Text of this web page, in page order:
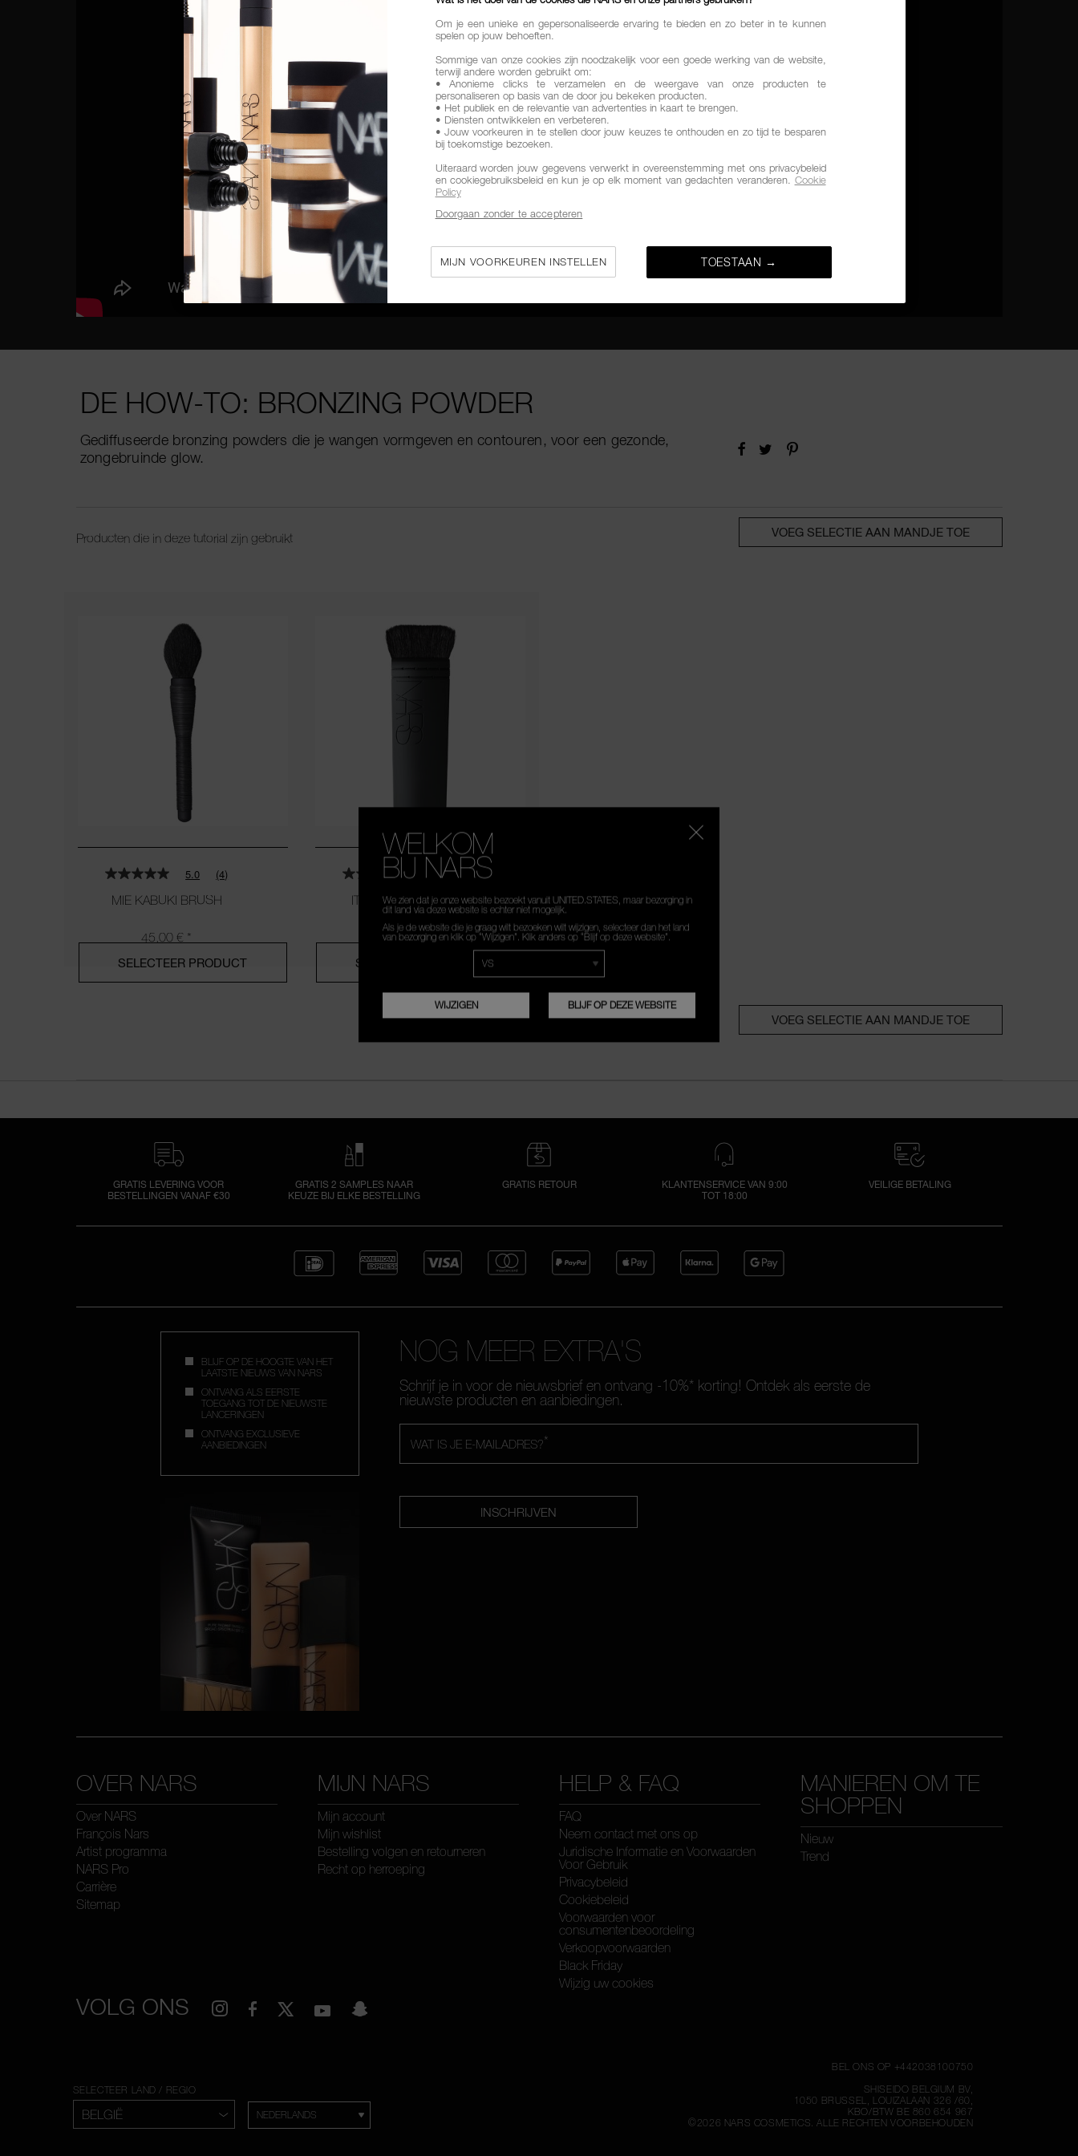
DE HOW-TO: BRONZING POWDER
FACEBOOK
TWITTER
Gediffuseerde bronzing powders die je wangen vormgeven en contouren, voor een gezonde,
zongebruinde glow.
Producten die in deze tutorial zijn gebruikt VOEG SELECTIE AAN MANDJE TOE
5.0 (4)
MIE KABUKI BRUSH
45,00 € *
SELECTEER PRODUCT
5.0 (1)
ITA KABUKI BRUSH
45,00 €*
SELECTEER PRODUCT
8 producten VOEG SELECTIE AAN MANDJE TOE
GRATIS LEVERING VOOR
BESTELLINGEN VANAF €30
GRATIS 2 SAMPLES NAAR
KEUZE BIJ ELKE BESTELLING
GRATIS RETOUR
KLANTENSERVICE VAN 9:00
TOT 18:00
VEILIGE BETALING
BLIJF OP DE HOOGTE VAN HET
LAATSTE NIEUWS VAN NARS
ONTVANG ALS EERSTE
TOEGANG TOT DE NIEUWSTE
LANCERINGEN
ONTVANG EXCLUSIEVE
AANBIEDINGEN
NOG MEER EXTRA'S
Schrijf je in voor de nieuwsbrief en ontvang -10%* korting! Ontdek als eerste de
nieuwste producten en aanbiedingen.
*
WAT IS JE E-MAILADRES?
INSCHRIJVEN
OVER NARS
Over NARS
François Nars
Artist programma
NARS Pro
Carrière
Sitemap
MIJN NARS
Mijn account
Mijn wishlist
Bestelling volgen en retourneren
Recht op herroeping
HELP & FAQ
FAQ
Neem contact met ons op
Juridische Informatie en Voorwaarden
Voor Gebruik
Privacybeleid
Cookiebeleid
Voorwaarden voor
consumentenbeoordeling
Verkoopvoorwaarden
Black Friday
Wijzig uw cookies
MANIEREN OM TE
SHOPPEN
Nieuw
Trend
VOLG ONS
SELECTEER LAND / REGIO
BEL ONS OP +442038100750
SHISEIDO BELGIUM BV,
1050 BRUSSEL, LOUIZALAAN 326 /60,
KBO/BTW BE 860 654 967
©2026 NARS COSMETICS. ALLE RECHTEN VOORBEHOUDEN
Om je een unieke en gepersonaliseerde ervaring te bieden en zo beter in te kunnen
spelen op jouw behoeften.
Sommige van onze cookies zijn noodzakelijk voor een goede werking van de website,
terwijl andere worden gebruikt om:
• Anonieme clicks te verzamelen en de weergave van onze producten te
personaliseren op basis van de door jou bekeken producten.
• Het publiek en de relevantie van advertenties in kaart te brengen.
• Diensten ontwikkelen en verbeteren.
• Jouw voorkeuren in te stellen door jouw keuzes te onthouden en zo tijd te besparen
bij toekomstige bezoeken.
Uiteraard worden jouw gegevens verwerkt in overeenstemming met ons privacybeleid
en cookiegebruiksbeleid en kun je op elk moment van gedachten veranderen. Cookie
Policy
TOESTAAN →
MIJN VOORKEUREN INSTELLEN
Doorgaan zonder te accepteren
WELKOM
BIJ NARS
We zien dat je onze website bezoekt vanuit UNITED.STATES, maar bezorging in
dit land via deze website is echter niet mogelijk.
Als je de website die je graag wilt bezoeken wilt wijzigen, selecteer dan het land
van bezorging en klik op “Wijzigen”. Klik anders op “Blijf op deze website”.
WIJZIGEN BLIJF OP DEZE WEBSITE